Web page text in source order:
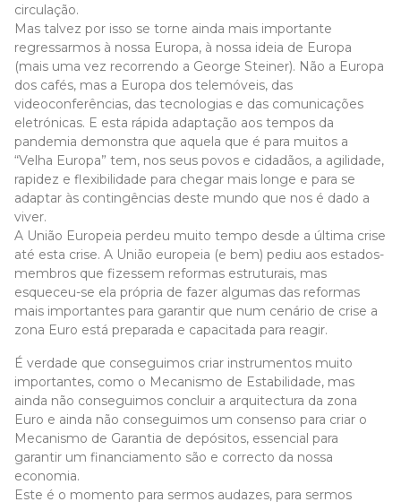
circulação.
Mas talvez por isso se torne ainda mais importante
regressarmos à nossa Europa, à nossa ideia de Europa
(mais uma vez recorrendo a George Steiner). Não a Europa
dos cafés, mas a Europa dos telemóveis, das
videoconferências, das tecnologias e das comunicações
eletrónicas. E esta rápida adaptação aos tempos da
pandemia demonstra que aquela que é para muitos a
“Velha Europa” tem, nos seus povos e cidadãos, a agilidade,
rapidez e flexibilidade para chegar mais longe e para se
adaptar às contingências deste mundo que nos é dado a
viver.
A União Europeia perdeu muito tempo desde a última crise
até esta crise. A União europeia (e bem) pediu aos estados-
membros que fizessem reformas estruturais, mas
esqueceu-se ela própria de fazer algumas das reformas
mais importantes para garantir que num cenário de crise a
zona Euro está preparada e capacitada para reagir.
É verdade que conseguimos criar instrumentos muito
importantes, como o Mecanismo de Estabilidade, mas
ainda não conseguimos concluir a arquitectura da zona
Euro e ainda não conseguimos um consenso para criar o
Mecanismo de Garantia de depósitos, essencial para
garantir um financiamento são e correcto da nossa
economia.
Este é o momento para sermos audazes, para sermos